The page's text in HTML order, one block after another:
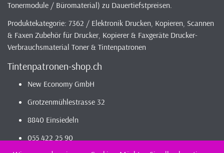
Tonermodule / Büromaterial) zu Dauertiefstpreisen.
Produktekategorie: 7362 / Elektronik Drucken, Kopieren, Scannen
& Faxen Zubehör für Drucker, Kopierer & Faxgeräte Drucker-
Verbrauchsmaterial Toner & Tintenpatronen
Tintenpatronen-shop.ch
New Economy GmbH
Grotzenmühlestrasse 32
8840 Einsiedeln
055 422 25 90